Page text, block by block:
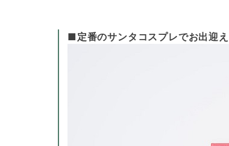
■定番のサンタコスプレでお出迎